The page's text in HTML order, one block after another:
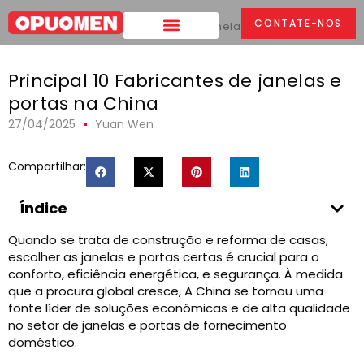
CONTATE-NOS
Lar > Principal 10 Fabricantes de janelas e portas na China
Principal 10 Fabricantes de janelas e
portas na China
27/04/2025 Yuan Wen
Compartilhar:
Índice
Quando se trata de construção e reforma de casas,
escolher as janelas e portas certas é crucial para o
conforto, eficiência energética, e segurança. À medida
que a procura global cresce, A China se tornou uma
fonte líder de soluções econômicas e de alta qualidade
no setor de janelas e portas de fornecimento
doméstico.